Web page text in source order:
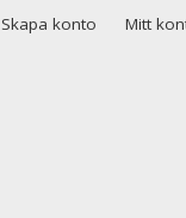
Skapa konto Mitt